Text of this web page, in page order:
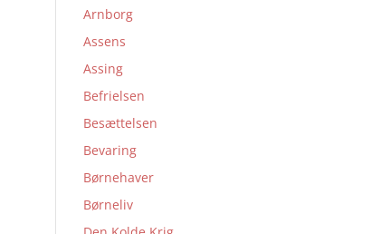
Arnborg
Assens
Assing
Befrielsen
Besættelsen
Bevaring
Børnehaver
Børneliv